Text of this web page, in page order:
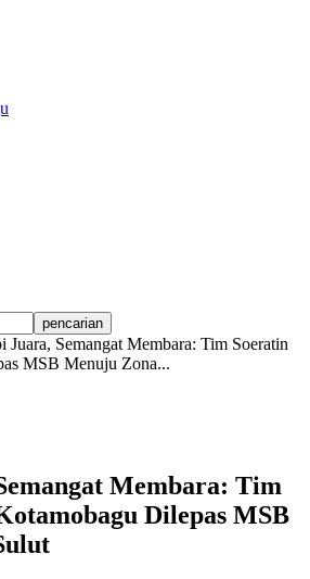
Juara, Semangat Membara: Tim Soeratin
MSB Menuju Zona...
Membara: Tim
Dilepas MSB